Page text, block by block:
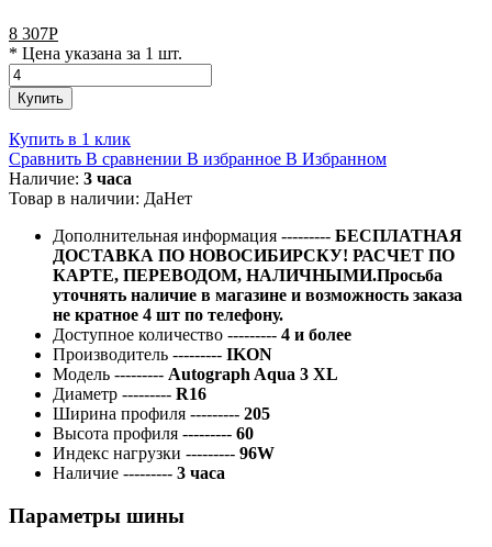
8 307Р
* Цена указана за 1 шт.
Купить
Купить в 1 клик
Сравнить В сравнении В избранное В Избранном
Наличие: 3 часа
Товар в наличии: ДаНет
Дополнительная информация --------- БЕСПЛАТНАЯ
ДОСТАВКА ПО НОВОСИБИРСКУ! РАСЧЕТ ПО
КАРТЕ, ПЕРЕВОДОМ, НАЛИЧНЫМИ.Просьба
уточнять наличие в магазине и возможность заказа
не кратное 4 шт по телефону.
Доступное количество --------- 4 и более
Производитель --------- IKON
Модель --------- Autograph Aqua 3 XL
Диаметр --------- R16
Ширина профиля --------- 205
Высота профиля --------- 60
Индекс нагрузки --------- 96W
Наличие --------- 3 часа
Параметры шины